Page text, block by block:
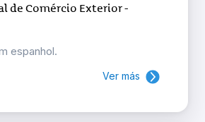
de Comércio Exterior -
espanhol.
Ver más